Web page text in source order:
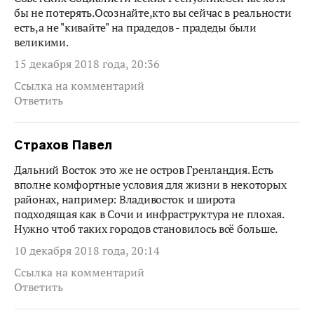
бы не потерять.Осознайте,кто вы сейчас в реальности
есть,а не "кивайте" на прадедов - прадеды были
великими.
15 декабря 2018 года, 20:36
Ссылка на комментарий
Ответить
Страхов Павел
Дальний Восток это же не остров Гренландия. Есть
вполне комфортные условия для жизни в некоторых
районах, например: Владивосток и широта
подходящая как в Сочи и инфраструктура не плохая.
Нужно чтоб таких городов становилось всё больше.
10 декабря 2018 года, 20:14
Ссылка на комментарий
Ответить